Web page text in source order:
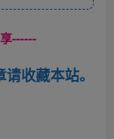
------
收藏本站。